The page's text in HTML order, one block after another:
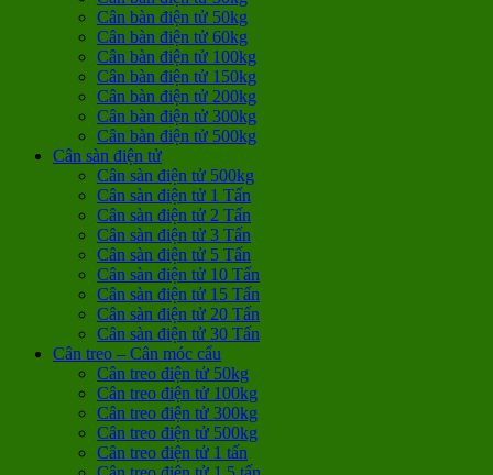
Cân bàn điện tử 50kg
Cân bàn điện tử 60kg
Cân bàn điện tử 100kg
Cân bàn điện tử 150kg
Cân bàn điện tử 200kg
Cân bàn điện tử 300kg
Cân bàn điện tử 500kg
Cân sàn điện tử
Cân sàn điện tử 500kg
Cân sàn điện tử 1 Tấn
Cân sàn điện tử 2 Tấn
Cân sàn điện tử 3 Tấn
Cân sàn điện tử 5 Tấn
Cân sàn điện tử 10 Tấn
Cân sàn điện tử 15 Tấn
Cân sàn điện tử 20 Tấn
Cân sàn điện tử 30 Tấn
Cân treo – Cân móc cẩu
Cân treo điện tử 50kg
Cân treo điện tử 100kg
Cân treo điện tử 300kg
Cân treo điện tử 500kg
Cân treo điện tử 1 tấn